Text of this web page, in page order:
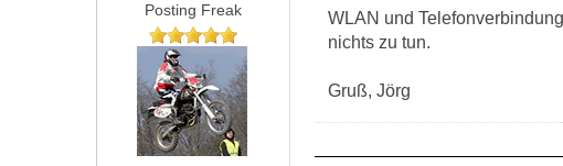
Posting Freak
WLAN und
nichts zu tun.
Gruß, Jörg